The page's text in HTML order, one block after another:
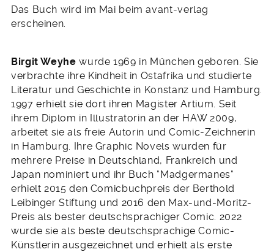
Das Buch wird im Mai beim avant-verlag
erscheinen.
Birgit Weyhe wurde 1969 in München geboren. Sie
verbrachte ihre Kindheit in Ostafrika und studierte
Literatur und Geschichte in Konstanz und Hamburg.
1997 erhielt sie dort ihren Magister Artium. Seit
ihrem Diplom in Illustratorin an der HAW 2009,
arbeitet sie als freie Autorin und Comic-Zeichnerin
in Hamburg. Ihre Graphic Novels wurden für
mehrere Preise in Deutschland, Frankreich und
Japan nominiert und ihr Buch “Madgermanes“
erhielt 2015 den Comicbuchpreis der Berthold
Leibinger Stiftung und 2016 den Max-und-Moritz-
Preis als bester deutschsprachiger Comic. 2022
wurde sie als beste deutschsprachige Comic-
Künstlerin ausgezeichnet und erhielt als erste